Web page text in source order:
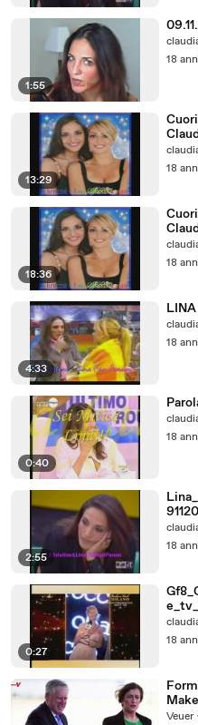
1:55
18
13:29
18
18:36
Cuori
18
4:33
LINA
18
0:40
18
2:55
18
0:27
18
Veuer